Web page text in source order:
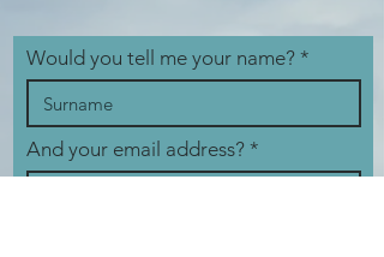
Would you tell me your name?
And your email address?